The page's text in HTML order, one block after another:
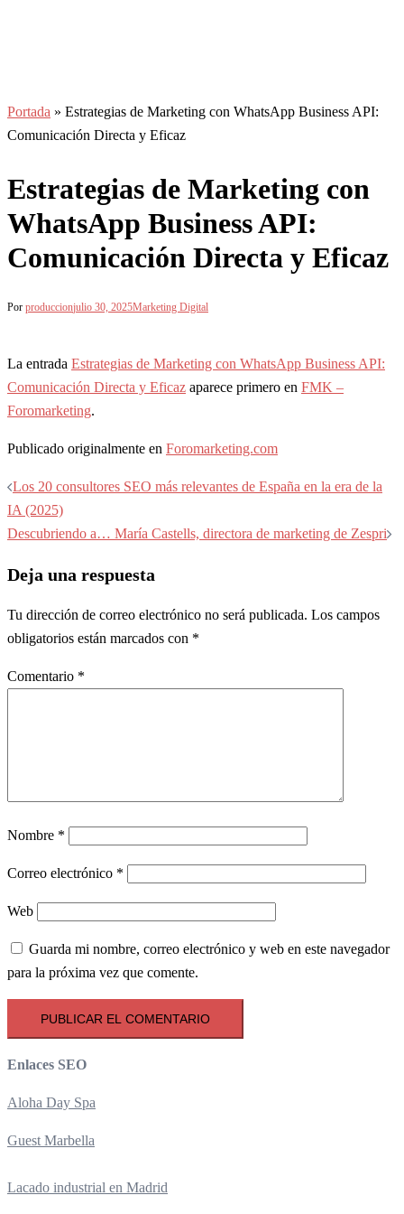
Portada » Estrategias de Marketing con WhatsApp Business API:
Comunicación Directa y Eficaz
Estrategias de Marketing con
WhatsApp Business API:
Comunicación Directa y Eficaz
Por produccionjulio 30, 2025Marketing Digital
La entrada Estrategias de Marketing con WhatsApp Business API:
Comunicación Directa y Eficaz aparece primero en FMK –
Foromarketing.
Publicado originalmente en Foromarketing.com
Navegación
de
entradas
Los 20 consultores SEO más relevantes de España en la era de la
IA (2025)
Descubriendo a… María Castells, directora de marketing de Zespri
Deja una respuesta
Tu dirección de correo electrónico no será publicada. Los campos
obligatorios están marcados con *
Comentario *
Nombre *
Correo electrónico *
Web
Guarda mi nombre, correo electrónico y web en este navegador
para la próxima vez que comente.
Enlaces SEO
Aloha Day Spa
Guest Marbella
Lacado industrial en Madrid